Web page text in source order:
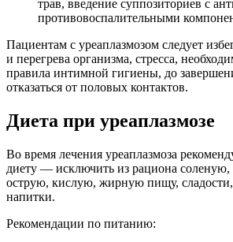
трав, введение суппозиториев с
противовоспалительными
Пациентам с уреаплазмозом следует
и перегрева организма, стресса,
правила интимной гигиены, до
отказаться от половых контактов.
Диета при уреаплазмозе
Во время лечения уреаплазмоза
диету — исключить из рациона
острую, кислую, жирную пищу,
напитки.
Рекомендации по питанию: